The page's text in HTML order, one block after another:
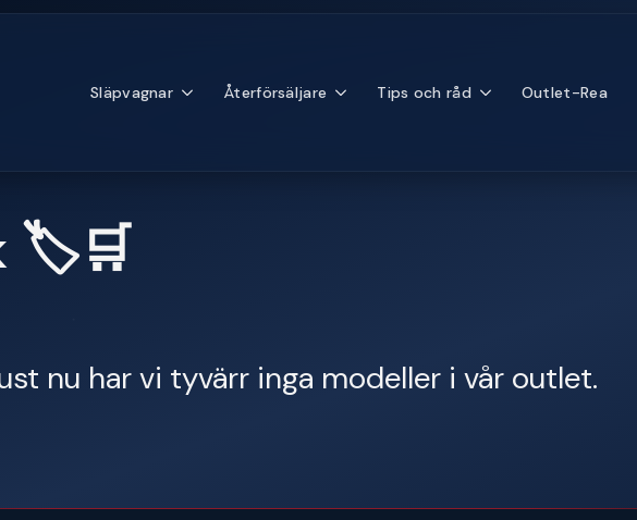
Släpvagnar Återförsäljare Tips och råd Outlet-Rea
🏷️🛒
nu har vi tyvärr inga modeller i vår outlet.